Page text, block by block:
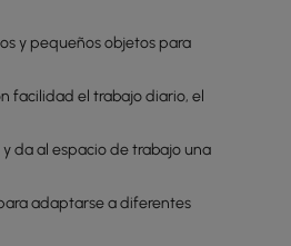
y pequeños objetos para
facilidad el trabajo diario, el
da al espacio de trabajo una
adaptarse a diferentes